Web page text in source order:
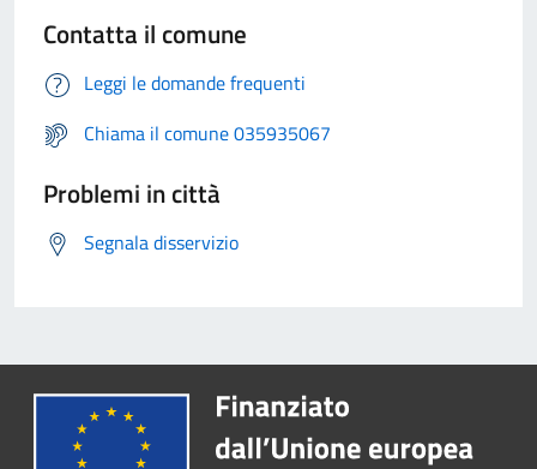
Contatta il comune
Leggi le domande frequenti
Chiama il comune 035935067
Problemi in città
Segnala disservizio